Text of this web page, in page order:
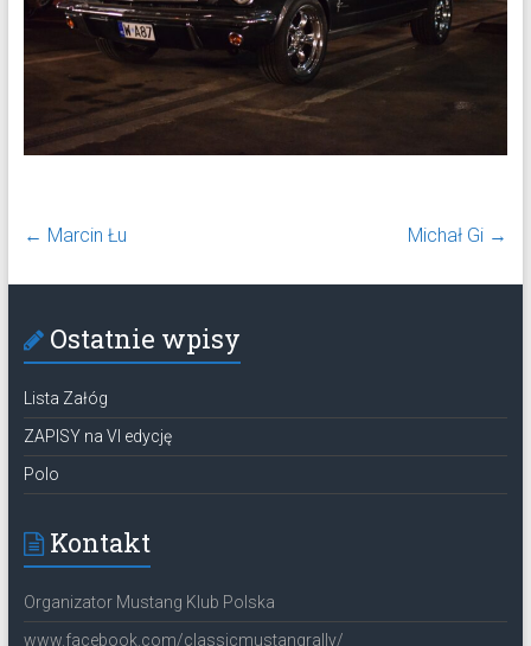
← Marcin Łu Michał Gi →
Ostatnie wpisy
Lista Załóg
ZAPISY na VI edycję
Polo
Kontakt
Organizator Mustang Klub Polska
www.facebook.com/classicmustangrally/